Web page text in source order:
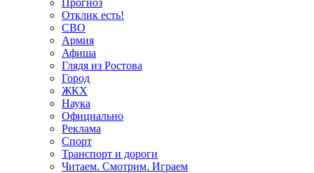
Прогноз
Отклик есть!
СВО
Армия
Афиша
Глядя из Ростова
Город
ЖКХ
Наука
Официально
Реклама
Спорт
Транспорт и дороги
Читаем. Смотрим. Играем